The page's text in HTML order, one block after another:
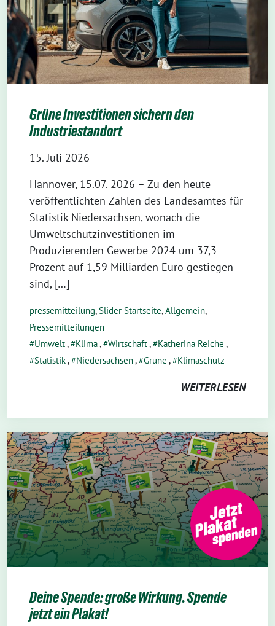
Grüne Investitionen sichern den
Industriestandort
15. Juli 2026
Hannover, 15.07. 2026 – Zu den heute
veröffentlichten Zahlen des Landesamtes für
Statistik Niedersachsen, wonach die
Umweltschutzinvestitionen im
Produzierenden Gewerbe 2024 um 37,3
Prozent auf 1,59 Milliarden Euro gestiegen
sind, […]
pressemitteilung,Slider Startseite,Allgemein,
Pressemitteilungen
Umwelt, Klima, Wirtschaft, Katherina Reiche ,
Statistik, Niedersachsen, Grüne , Klimaschutz
WEITERLESEN
Deine Spende: große Wirkung. Spende
jetzt ein Plakat!